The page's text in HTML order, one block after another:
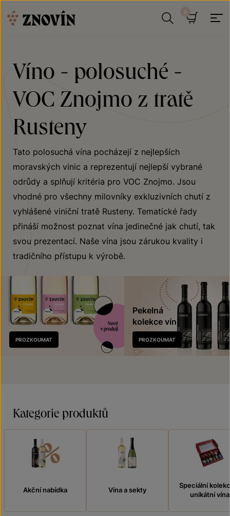
Víno - polosuché -
VOC Znojmo z tratě
Rusteny
Tato polosuchá vína pocházejí z nejlepších
moravských vinic a reprezentují nejlepší vybrané
odrůdy a splňují kritéria pro VOC Znojmo. Jsou
vhodné pro všechny milovníky exkluzivních chutí z
vyhlášené viniční tratě Rusteny. Tematické řady
přináší možnost poznat vína jedinečné jak chutí, tak
svou prezentací. Naše vína jsou zárukou kvality i
tradičního přístupu k výrobě.
Nově
v prodeji
PROZKOUMAT
Pekelná
kolekce vín
PROZKOUMAT
Kategorie produktů
Akční nabídka Vína a sekty
Speciální
unikátní vína